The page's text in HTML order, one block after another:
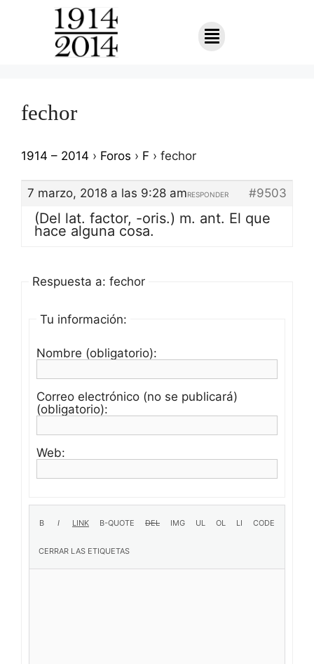
fechor
1914 – 2014 › Foros › F › fechor
7 marzo, 2018 a las 9:28 am #9503
RESPONDER
(Del lat. factor, -oris.) m. ant. El que
hace alguna cosa.
Respuesta a: fechor
Tu información:
Nombre (obligatorio):
Correo electrónico (no se publicará)
(obligatorio):
Web: